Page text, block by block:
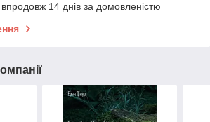
14 днів за домовленістю